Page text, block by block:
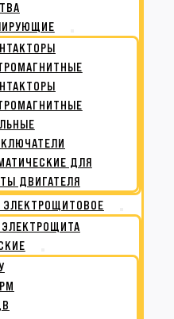
ДЛЯ
ДВИГАТЕЛЯ
ЭЛЕКТРОЩИТОВОЕ
ЭЛЕКТРОЩИТА